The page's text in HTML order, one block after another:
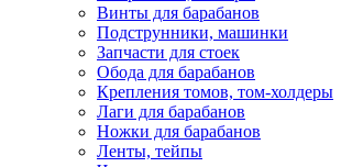
Винты для барабанов
Подструнники, машинки
Запчасти для стоек
Обода для барабанов
Крепления томов, том-холдеры
Лаги для барабанов
Ножки для барабанов
Ленты, тейпы